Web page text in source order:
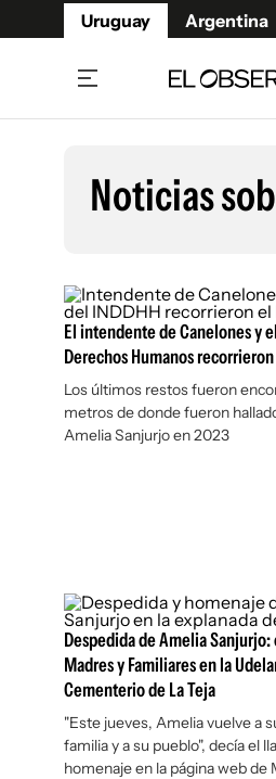
Uruguay Argentina
Beneficios Member
Café y Negocios
Economía y Empresas
Agro
Brand Studio
Mundo
Noticias
El intendente de Canelones y
Derechos Humanos
Los últimos restos fueron
metros de donde fueron
Amelia Sanjurjo en 2023
Despedida de Amelia
Madres y Familiares en la
Cementerio de La Teja
"Este jueves, Amelia vuelve a
familia y a su pueblo", decía el
homenaje en la página web de